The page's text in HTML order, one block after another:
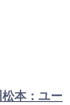
松本：ユー